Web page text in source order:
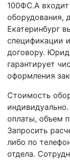
100ФС.А входит
оборудования,
Екатеринбург
спецификации
договору.
гарантирует
оформления
Стоимость
оплаты, объем
Запросить
либо по
отдела.